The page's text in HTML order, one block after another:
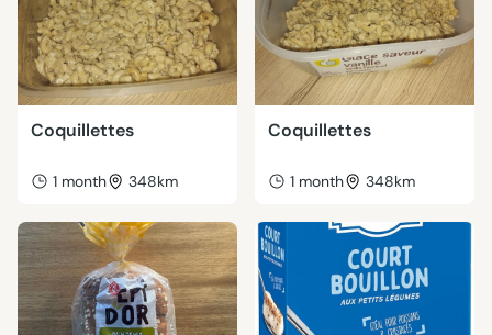
Coquillettes
1 month 348km
Coquillettes
1 month 348km